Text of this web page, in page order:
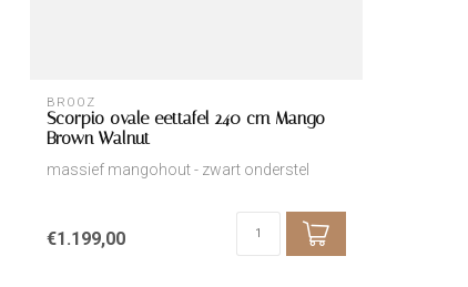
BROOZ
Scorpio ovale eettafel 240 cm Mango
Brown Walnut
massief mangohout - zwart onderstel
€1.199,00